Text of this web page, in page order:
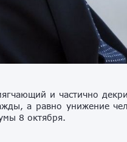
и частично
а равно унижение
8 октября.